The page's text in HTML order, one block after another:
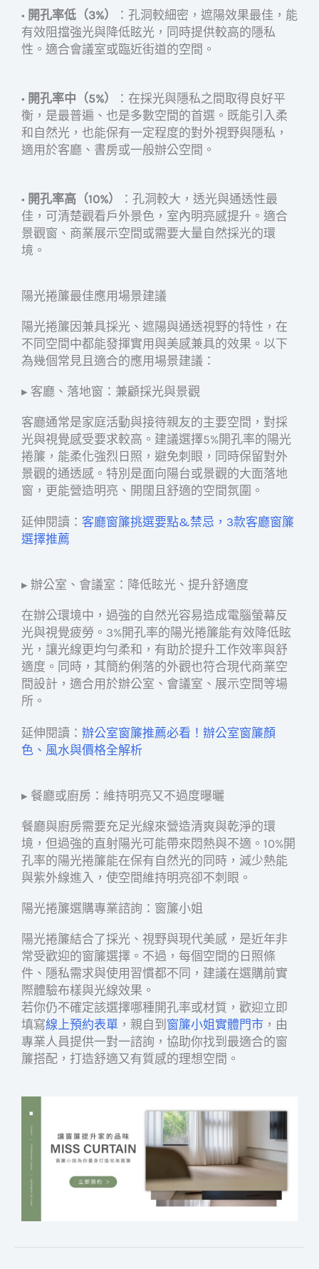
• 開孔率低（3%）
：孔洞較細密，遮陽效果最佳，能
有效阻擋強光與降低眩光，同時提供較高的隱私
性。適合會議室或臨近街道的空間。
• 開孔率中（5%）
：在採光與隱私之間取得良好平
衡，是最普遍、也是多數空間的首選。既能引入柔
和自然光，也能保有一定程度的對外視野與隱私，
適用於客廳、書房或一般辦公空間。
• 開孔率高（10%）
：孔洞較大，透光與通透性最
佳，可清楚觀看戶外景色，室內明亮感提升。適合
景觀窗、商業展示空間或需要大量自然採光的環
境。
陽光捲簾最佳應用場景建議
陽光捲簾因兼具採光、遮陽與通透視野的特性，在
不同空間中都能發揮實用與美感兼具的效果。以下
為幾個常見且適合的應用場景建議：
▸ 客廳、落地窗：兼顧採光與景觀
客廳通常是家庭活動與接待親友的主要空間，對採
光與視覺感受要求較高。建議選擇5%開孔率的陽光
捲簾，能柔化強烈日照，避免刺眼，同時保留對外
景觀的通透感。特別是面向陽台或景觀的大面落地
窗，更能營造明亮、開闊且舒適的空間氛圍。
延伸閱讀： 客廳窗簾挑選要點&禁忌，3款客廳窗簾
選擇推薦
▸ 辦公室、會議室：降低眩光、提升舒適度
在辦公環境中，過強的自然光容易造成電腦螢幕反
光與視覺疲勞。3%開孔率的陽光捲簾能有效降低眩
光，讓光線更均勻柔和，有助於提升工作效率與舒
適度。同時，其簡約俐落的外觀也符合現代商業空
間設計，適合用於辦公室、會議室、展示空間等場
所。
延伸閱讀： 辦公室窗簾推薦必看！辦公室窗簾顏
色、風水與價格全解析
▸ 餐廳或廚房：維持明亮又不過度曝曬
餐廳與廚房需要充足光線來營造清爽與乾淨的環
境，但過強的直射陽光可能帶來悶熱與不適。10%開
孔率的陽光捲簾能在保有自然光的同時，減少熱能
與紫外線進入，使空間維持明亮卻不刺眼。
陽光捲簾選購專業諮詢：窗簾小姐
陽光捲簾結合了採光、視野與現代美感，是近年非
常受歡迎的窗簾選擇。不過，每個空間的日照條
件、隱私需求與使用習慣都不同，建議在選購前實
際體驗布樣與光線效果。
若你仍不確定該選擇哪種開孔率或材質，歡迎立即
填寫線上預約表單 ，親自到 窗簾小姐實體門市 ，由
專業人員提供一對一諮詢，協助你找到最適合的窗
簾搭配，打造舒適又有質感的理想空間。